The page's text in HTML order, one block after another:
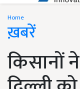
Home
ख़बरें
किसानों